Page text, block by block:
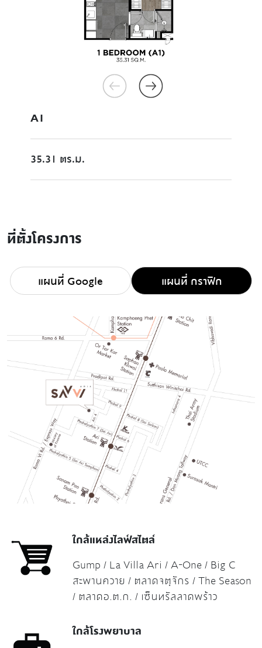
A1
35.31 ตร.ม.
B1
62.00 ตร.ม.
C1
98.50 ตร.ม.
D1 - LOWER
54.00 ตร.ม.
ที่ตั้งโครงการ
แผนที่ Google แผนที่ กราฟิก
ใกล้แหล่งไลฟ์สไตล์
Gump / La Villa Ari / A-One / Big C
สะพานควาย / ตลาดจตุจักร / The Season
/ ตลาดอ.ต.ก. / เซ็นทรัลลาดพร้าว
ใกล้โรงพยาบาล